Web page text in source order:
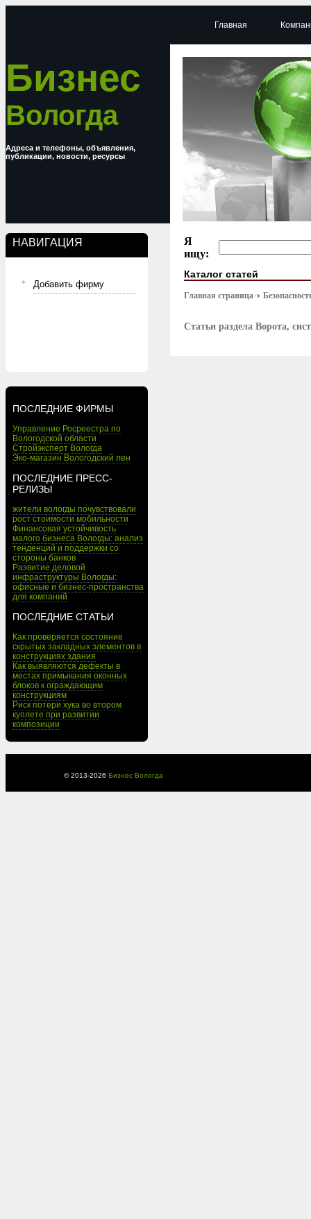
Бизнес
Вологда
Адреса и телефоны, объявления,
публикации, новости, ресурсы
НАВИГАЦИЯ
Добавить фирму
ПОСЛЕДНИЕ ФИРМЫ
Управление Росреестра по
Вологодской области
Стройэксперт Вологда
Эко-магазин Вологодский лен
ПОСЛЕДНИЕ ПРЕСС-
РЕЛИЗЫ
жители вологды почувствовали
рост стоимости мобильности
Финансовая устойчивость
малого бизнеса Вологды: анализ
тенденций и поддержки со
стороны банков
Развитие деловой
инфраструктуры Вологды:
офисные и бизнес-пространства
для компаний
ПОСЛЕДНИЕ СТАТЬИ
Как проверяется состояние
скрытых закладных элементов в
конструкциях здания
Как выявляются дефекты в
местах примыкания оконных
блоков к ограждающим
конструкциям
Риск потери хука во втором
куплете при развитии
композиции
Главная
Я
ищу:
Каталог статей
Главная страница
Статьи раздела Ворота,
© 2013-2026 Бизнес Вологда